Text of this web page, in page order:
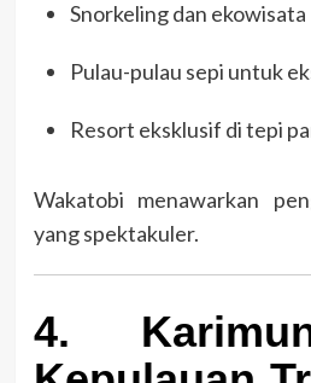
Snorkeling dan ekowisata
Pulau-pulau sepi untuk
Resort eksklusif di tepi
Wakatobi menawarkan
yang spektakuler.
4.